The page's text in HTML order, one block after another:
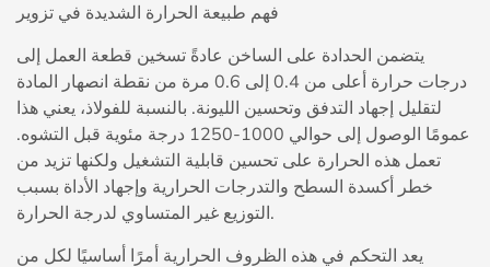
فهم طبيعة الحرارة الشديدة في تزوير
يتضمن الحدادة على الساخن عادةً تسخين قطعة العمل إلى
درجات حرارة أعلى من 0.4 إلى 0.6 مرة من نقطة انصهار المادة
لتقليل إجهاد التدفق وتحسين الليونة. بالنسبة للفولاذ، يعني هذا
عمومًا الوصول إلى حوالي 1000-1250 درجة مئوية قبل التشوه.
تعمل هذه الحرارة على تحسين قابلية التشغيل ولكنها تزيد من
خطر أكسدة السطح والتدرجات الحرارية وإجهاد الأداة بسبب
التوزيع غير المتساوي لدرجة الحرارة.
يعد التحكم في هذه الظروف الحرارية أمرًا أساسيًا لكل من